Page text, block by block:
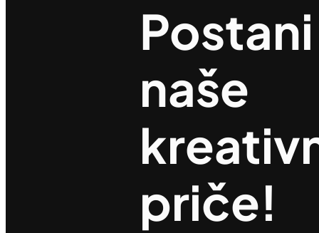
naše
priče!